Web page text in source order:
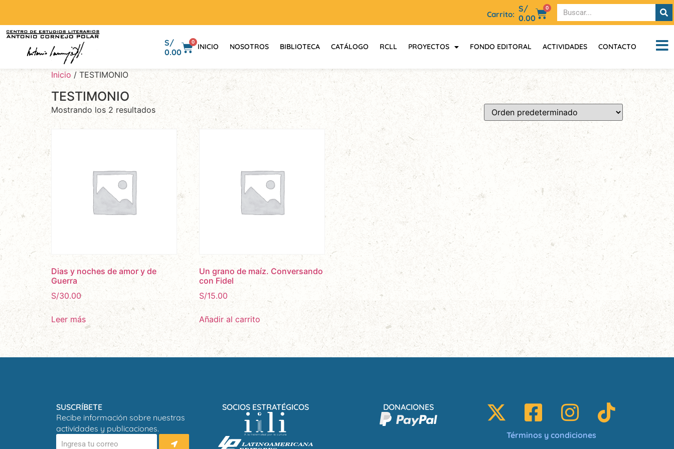
Carrito:
S/
0.00
0
S/
0.00
0
INICIO NOSOTROS BIBLIOTECA CATÁLOGO RCLL PROYECTOS FONDO EDITORAL ACTIVIDADES CONTACTO
Inicio / TESTIMONIO
TESTIMONIO
Mostrando los 2 resultados
Dias y noches de amor y de
Guerra
S/30.00
Leer más
Un grano de maíz. Conversando
con Fidel
S/15.00
Añadir al carrito
SUSCRÍBETE
Recibe información sobre nuestras
actividades y publicaciones.
SOCIOS ESTRATÉGICOS DONACIONES
Términos y condiciones